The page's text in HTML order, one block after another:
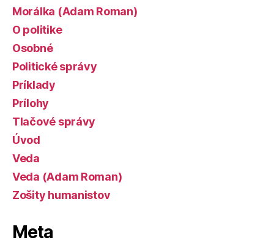
Morálka (Adam Roman)
O politike
Osobné
Politické správy
Príklady
Prílohy
Tlačové správy
Úvod
Veda
Veda (Adam Roman)
Zošity humanistov
Meta